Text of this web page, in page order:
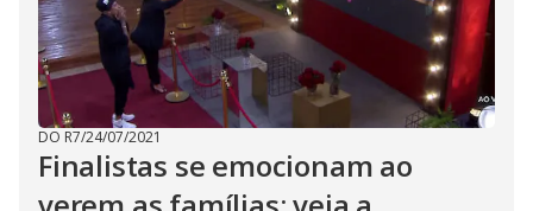
DO R7/24/07/2021
Finalistas se emocionam ao